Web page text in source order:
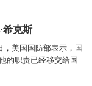
希克斯
美国国防部表示，国
的职责已经移交给国